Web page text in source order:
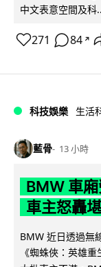
中文表意空間及科
271 84 ↗
科技娛樂 生活
藍骨 13 小時
BMW 車
車主怒轟
BMW 近日透過無
《蜘蛛俠：英雄